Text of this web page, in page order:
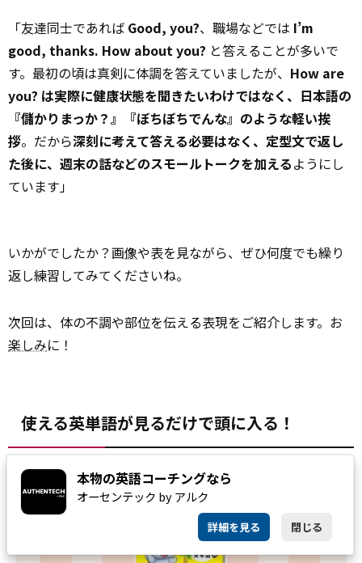
「友達同士であれば Good, you?、職場などでは I’m
good, thanks. How about you? と答えることが多いで
す。最初の頃は真剣に体調を答えていましたが、 How are
you? は実際に健康状態を聞きたいわけではなく、日本語の
『儲かりまっか？』『ぼちぼちでんな』のような軽い挨
拶。だから深刻に考えて答える必要はなく、定型文で返し
た後に、週末の話などのスモールトークを加えるようにし
ています」
いかがでしたか？画像や表を見ながら、ぜひ何度でも繰り
返し練習してみてくださいね。
次回は、体の不調や部位を伝える表現をご紹介します。お
楽しみに！
使える英単語が見るだけで頭に入る！
本物の英語コーチングなら
オーセンテック by アルク
詳細を見る 閉じる